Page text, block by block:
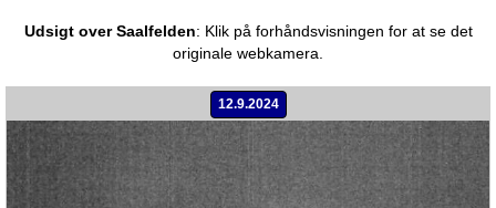
Udsigt over Saalfelden: Klik på forhåndsvisningen for at se det
originale webkamera.
12.9.2024